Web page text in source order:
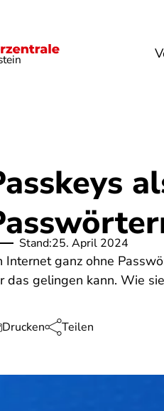
Lebensmittel
Stand:25. April 2024
Internet ganz ohne
das gelingen kann. Wie
Drucken Teilen